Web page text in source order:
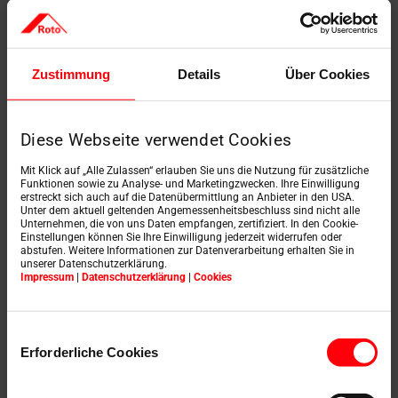
Zustimmung Details Über Cookies
Diese Webseite verwendet Cookies
Mit Klick auf „Alle Zulassen“ erlauben Sie uns die Nutzung für zusätzliche
Funktionen sowie zu Analyse- und Marketingzwecken. Ihre Einwilligung
erstreckt sich auch auf die Datenübermittlung an Anbieter in den USA.
Unter dem aktuell geltenden Angemessenheitsbeschluss sind nicht alle
Unternehmen, die von uns Daten empfangen, zertifiziert. In den Cookie-
Einstellungen können Sie Ihre Einwilligung jederzeit widerrufen oder
abstufen. Weitere Informationen zur Datenverarbeitung erhalten Sie in
unserer Datenschutzerklärung.
Impressum | Datenschutzerklärung | Cookies
Erforderliche Cookies
Les avantages des
stores pour la
protection solaire de
Une protection solaire efficace pour créer la meilleure